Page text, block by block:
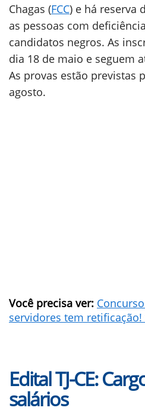
Chagas (FCC) e há reserva
as pessoas com
candidatos negros. As
dia 18 de maio e seguem
As provas estão previstas
agosto.
Você precisa ver:
servidores tem
Edital TJ-CE:
salários